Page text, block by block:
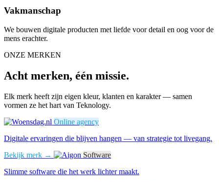
Vakmanschap
We bouwen digitale producten met liefde voor detail en oog voor de
mens erachter.
ONZE MERKEN
Acht merken, één missie.
Elk merk heeft zijn eigen kleur, klanten en karakter — samen
vormen ze het hart van Teknology.
Online agency
Digitale ervaringen die blijven hangen — van strategie tot livegang.
Bekijk merk →
Software
Slimme software die het werk lichter maakt.